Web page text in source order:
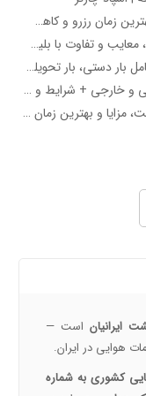
راهنمای خرید بلیط ارزان هواپیما به تفلیس | بهترین زمان رزرو و کاهش هزینه سفر
بلیط چارتر هواپیما چیست؟ راهنمای کامل مزایا، معایب و تفاوت با بلیط سیستمی
قوانین بار در پروازهای داخلی ایران | راهنمای کامل بار دستی، بار تحویلی و مقررات حمل بار
خرید اقساطی بلیط هواپیما | سفر قسطی داخلی و خارجی + شرایط و مدارک | اسپادچارتر
بلیط سیستمی تهران تبریز | راهنمای خرید، قیمت، مزایا و بهترین زمان رزرو
ایرانیاناست —
هوایی در ایران.
کشوری به شماره